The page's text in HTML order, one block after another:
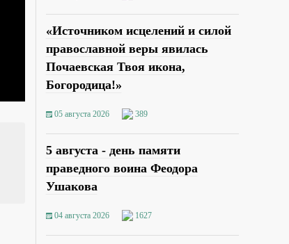
«Источником исцелений и силой
православной веры явилась
Почаевская Твоя икона,
Богородица!»
05 августа 2026 389
5 августа - день памяти
праведного воина Феодора
Ушакова
04 августа 2026 1627